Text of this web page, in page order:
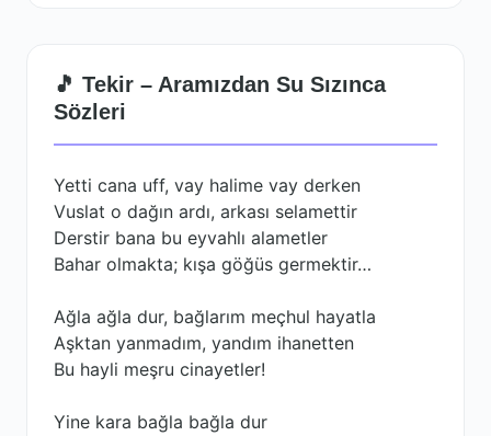
🎵 Tekir – Aramızdan Su Sızınca
Sözleri
Yetti cana uff, vay halime vay derken
Vuslat o dağın ardı, arkası selamettir
Derstir bana bu eyvahlı alametler
Bahar olmakta; kışa göğüs germektir…
Ağla ağla dur, bağlarım meçhul hayatla
Aşktan yanmadım, yandım ihanetten
Bu hayli meşru cinayetler!
Yine kara bağla bağla dur